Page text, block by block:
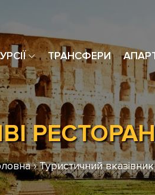
ТРАНСФЕРИ
›Туристичний вказівник